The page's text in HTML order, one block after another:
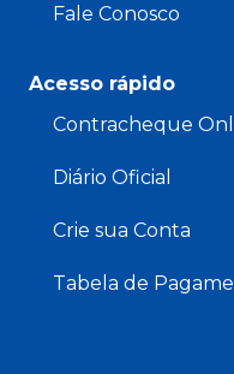
Fale Conosco
Acesso rápido
Contracheque
Diário Oficial
Crie sua Conta
Tabela de